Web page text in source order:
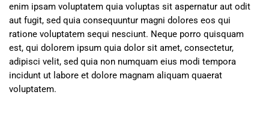
enim ipsam voluptatem quia voluptas sit aspernatur aut odit
aut fugit, sed quia consequuntur magni dolores eos qui
ratione voluptatem sequi nesciunt. Neque porro quisquam
est, qui dolorem ipsum quia dolor sit amet, consectetur,
adipisci velit, sed quia non numquam eius modi tempora
incidunt ut labore et dolore magnam aliquam quaerat
voluptatem.